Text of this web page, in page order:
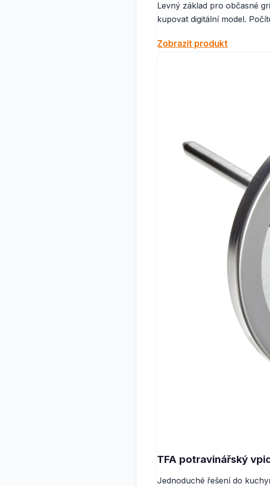
Levný základ pro občasné
kupovat digitální model.
Zobrazit produkt
TFA potravinářský
Jednoduché řešení do